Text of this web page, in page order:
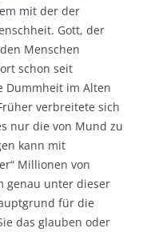
mit der der
Gott, der
Menschen
schon seit
Dummheit im Alten
verbreitete sich
nur die von Mund zu
kann mit
Millionen von
genau unter dieser
für die
das glauben oder